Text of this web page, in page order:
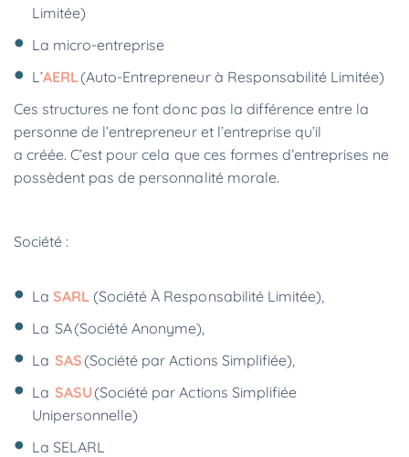
Limitée)
La micro-entreprise
L’AERL (Auto-Entrepreneur à Responsabilité Limitée)
Ces structures ne font donc pas la différence entre la
personne de l’entrepreneur et l’entreprise qu’il
a créée. C’est pour cela que ces formes d’entreprises ne
possèdent pas de personnalité morale.
Société :
La SARL (Société À Responsabilité Limitée),
La SA (Société Anonyme),
La SAS (Société par Actions Simplifiée),
La SASU (Société par Actions Simplifiée
Unipersonnelle)
La SELARL